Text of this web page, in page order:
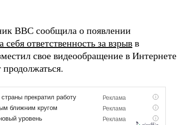
BBC сообщила о появлении
себя ответственность за взрыв в
свое видеообращение в Интернете